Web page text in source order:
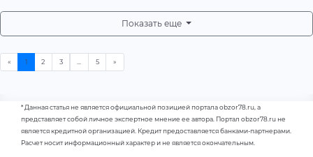
Показать еще
* Данная статья не является официальной позицией портала obzor78.ru, а
представляет собой личное экспертное мнение ее автора. Портал obzor78.ru не
является кредитной организацией. Кредит предоставляется банками-партнерами.
Расчет носит информационный характер и не является окончательным.